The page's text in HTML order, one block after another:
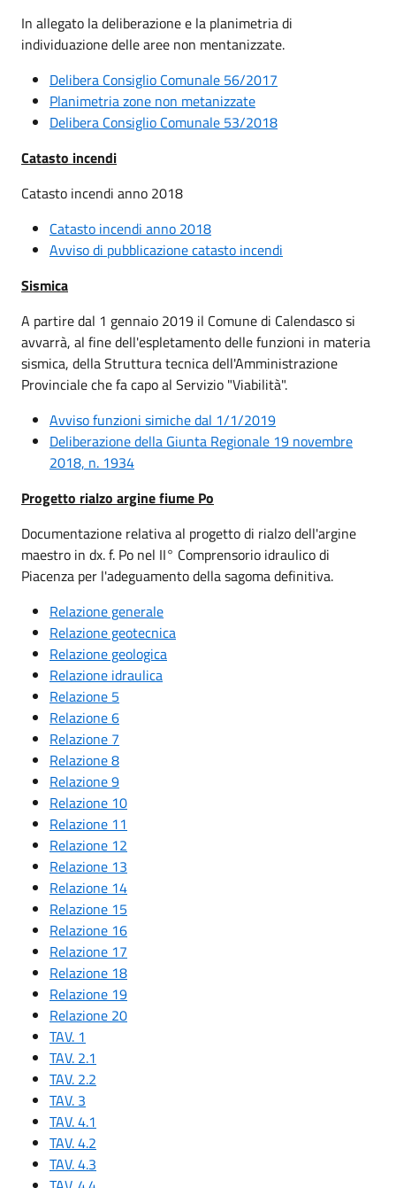
In allegato la deliberazione e la planimetria di
individuazione delle aree non mentanizzate.
Delibera Consiglio Comunale 56/2017
Planimetria zone non metanizzate
Delibera Consiglio Comunale 53/2018
Catasto incendi
Catasto incendi anno 2018
Catasto incendi anno 2018
Avviso di pubblicazione catasto incendi
Sismica
A partire dal 1 gennaio 2019 il Comune di Calendasco si
avvarrà, al fine dell'espletamento delle funzioni in materia
sismica, della Struttura tecnica dell'Amministrazione
Provinciale che fa capo al Servizio "Viabilità".
Avviso funzioni simiche dal 1/1/2019
Deliberazione della Giunta Regionale 19 novembre
2018, n. 1934
Progetto rialzo argine fiume Po
Documentazione relativa al progetto di rialzo dell'argine
maestro in dx. f. Po nel II° Comprensorio idraulico di
Piacenza per l'adeguamento della sagoma definitiva.
Relazione generale
Relazione geotecnica
Relazione geologica
Relazione idraulica
Relazione 5
Relazione 6
Relazione 7
Relazione 8
Relazione 9
Relazione 10
Relazione 11
Relazione 12
Relazione 13
Relazione 14
Relazione 15
Relazione 16
Relazione 17
Relazione 18
Relazione 19
Relazione 20
TAV. 1
TAV. 2.1
TAV. 2.2
TAV. 3
TAV. 4.1
TAV. 4.2
TAV. 4.3